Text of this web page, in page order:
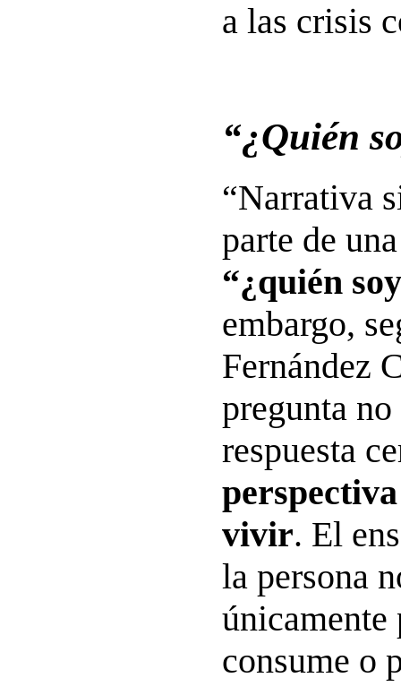
a las crisis
“¿Quién
“Narrativa
parte de
“¿quién
embargo,
Fernández
pregunta
respuesta
vivir. El
la persona
únicamente
consume o